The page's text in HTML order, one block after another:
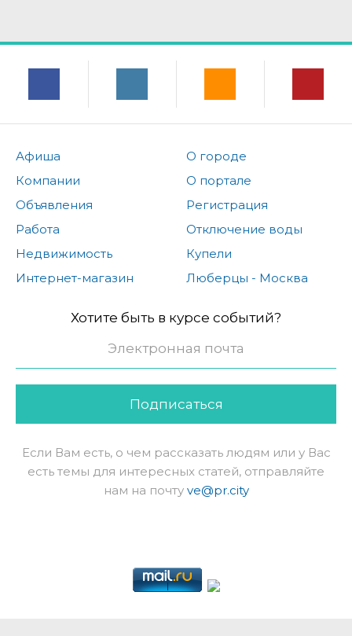
Афиша
Компании
Объявления
Работа
Недвижимость
Интернет-магазин
О городе
О портале
Регистрация
Отключение воды
Купели
Люберцы - Москва
Хотите быть в курсе событий?
Подписаться
Если Вам есть, о чем рассказать людям или у Вас
есть темы для интересных статей, отправляйте
нам на почту ve@pr.city